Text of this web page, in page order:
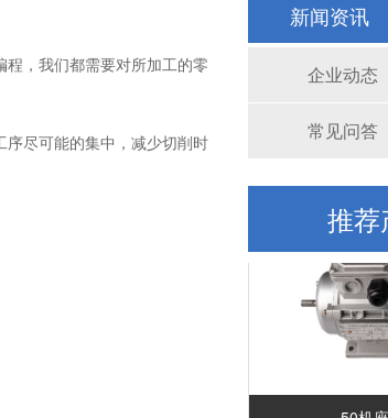
，我们都需要对所加工的零
尽可能的集中，减少切削时
新闻资讯
企业动态
常见问答
推荐
50机